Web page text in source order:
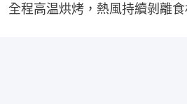
全程高温烘烤，熱風持續剝離食